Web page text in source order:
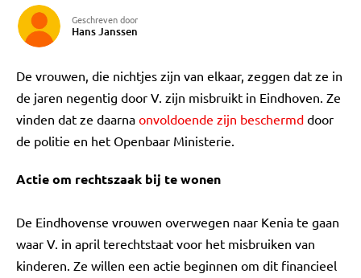
Geschreven door
Hans Janssen
De vrouwen, die nichtjes zijn van elkaar, zeggen dat ze in
de jaren negentig door V. zijn misbruikt in Eindhoven. Ze
vinden dat ze daarna onvoldoende zijn beschermd door
de politie en het Openbaar Ministerie.
Actie om rechtszaak bij te wonen
De Eindhovense vrouwen overwegen naar Kenia te gaan
waar V. in april terechtstaat voor het misbruiken van
kinderen. Ze willen een actie beginnen om dit financieel